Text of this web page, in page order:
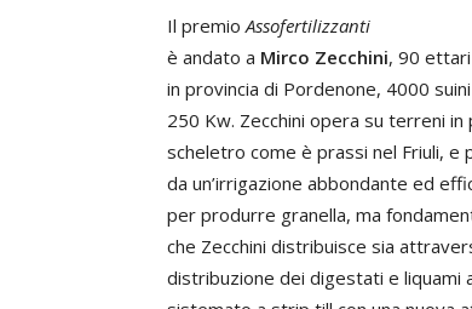
Il premioAssofertilizzanti
è andato a Mirco Zecchini, 90 ettari
in provincia di Pordenone, 4000
250 Kw. Zecchini opera su terreni
scheletro come è prassi nel Friuli,
da un’irrigazione abbondante ed
per produrre granella, ma
che Zecchini distribuisce sia
distribuzione dei digestati e